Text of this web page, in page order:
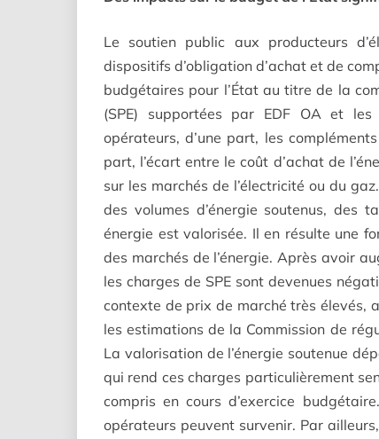
Le soutien public aux producteurs
dispositifs d’obligation d’achat et de
budgétaires pour l’État au titre de la
(SPE) supportées par EDF OA et
opérateurs, d’une part, les
part, l’écart entre le coût d’achat de
sur les marchés de l’électricité ou du
des volumes d’énergie soutenus,
énergie est valorisée. Il en résulte une
des marchés de l’énergie. Après avoir
les charges de SPE sont devenues
contexte de prix de marché très élevés,
les estimations de la Commission de
La valorisation de l’énergie soutenue
qui rend ces charges particulièrement
compris en cours d’exercice
opérateurs peuvent survenir. Par